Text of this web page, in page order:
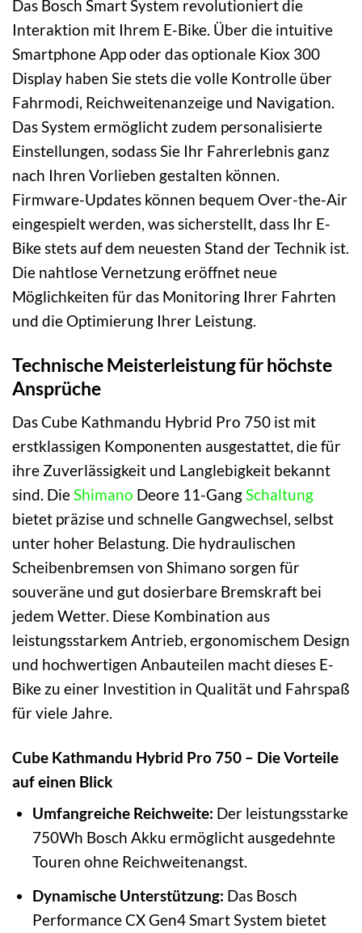
Das Bosch Smart System revolutioniert die
Interaktion mit Ihrem E-Bike. Über die intuitive
Smartphone App oder das optionale Kiox 300
Display haben Sie stets die volle Kontrolle über
Fahrmodi, Reichweitenanzeige und Navigation.
Das System ermöglicht zudem personalisierte
Einstellungen, sodass Sie Ihr Fahrerlebnis ganz
nach Ihren Vorlieben gestalten können.
Firmware-Updates können bequem Over-the-Air
eingespielt werden, was sicherstellt, dass Ihr E-
Bike stets auf dem neuesten Stand der Technik ist.
Die nahtlose Vernetzung eröffnet neue
Möglichkeiten für das Monitoring Ihrer Fahrten
und die Optimierung Ihrer Leistung.
Technische Meisterleistung für höchste
Ansprüche
Das Cube Kathmandu Hybrid Pro 750 ist mit
erstklassigen Komponenten ausgestattet, die für
ihre Zuverlässigkeit und Langlebigkeit bekannt
sind. DieShimano Deore 11-GangSchaltung
bietet präzise und schnelle Gangwechsel, selbst
unter hoher Belastung. Die hydraulischen
Scheibenbremsen von Shimano sorgen für
souveräne und gut dosierbare Bremskraft bei
jedem Wetter. Diese Kombination aus
leistungsstarkem Antrieb, ergonomischem Design
und hochwertigen Anbauteilen macht dieses E-
Bike zu einer Investition in Qualität und Fahrspaß
für viele Jahre.
Cube Kathmandu Hybrid Pro 750 – Die Vorteile
auf einen Blick
Umfangreiche Reichweite: Der leistungsstarke
750Wh Bosch Akku ermöglicht ausgedehnte
Touren ohne Reichweitenangst.
Dynamische Unterstützung: Das Bosch
Performance CX Gen4 Smart System bietet